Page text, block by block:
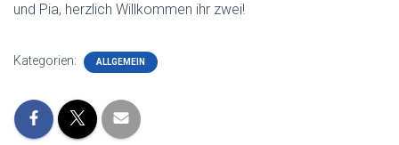
und Pia, herzlich Willkommen ihr zwei!
Kategorien: ALLGEMEIN